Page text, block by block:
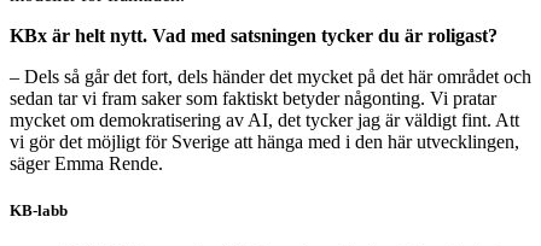
KBx är helt nytt. Vad med satsningen tycker du är roligast?
– Dels så går det fort, dels händer det mycket på det här området och
sedan tar vi fram saker som faktiskt betyder någonting. Vi pratar
mycket om demokratisering av AI, det tycker jag är väldigt fint. Att
vi gör det möjligt för Sverige att hänga med i den här utvecklingen,
säger Emma Rende.
KB-labb